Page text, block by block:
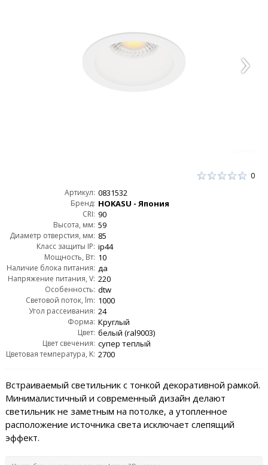
0
Артикул: 0831532
Бренд: HOKASU - Япония
CRI: 90
Высота, мм: 59
Диаметр отверстия, мм: 85
Класс защиты IP: ip44
Мощность, Вт: 10
Наличие блока питания: да
Напряжение питания, V: 220
Особенность: dtw
Световой поток, lm: 1000
Угол рассеивания: 24
Форма: Круглый
Цвет: белый (ral9003)
Цвет свечения: супер теплый
Цветовая температура, K: 2700
Встраиваемый светильник с тонкой декоративной рамкой.
Минималистичный и современный дизайн делают
светильник не заметным на потолке, а утопленное
расположение источника света исключает слепящий
эффект.